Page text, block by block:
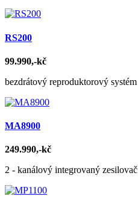
RS200
99.990,-kč
bezdrátový reproduktorový systém
MA8900
249.990,-kč
2 - kanálový integrovaný zesilovač